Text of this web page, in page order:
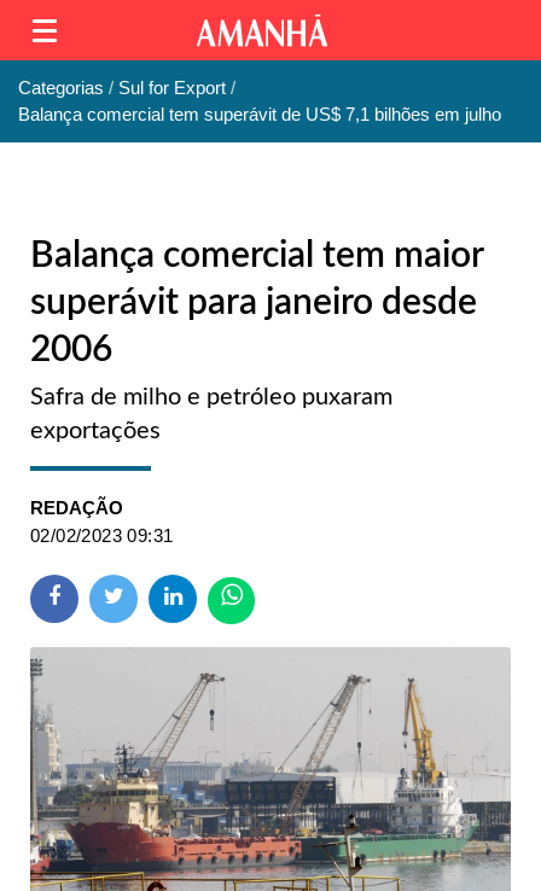
Categorias
Sul for Export
Balança comercial tem superávit de US$ 7,1 bilhões em julho
Balança comercial tem maior
superávit para janeiro desde
2006
Safra de milho e petróleo puxaram
exportações
REDAÇÃO
02/02/2023 09:31